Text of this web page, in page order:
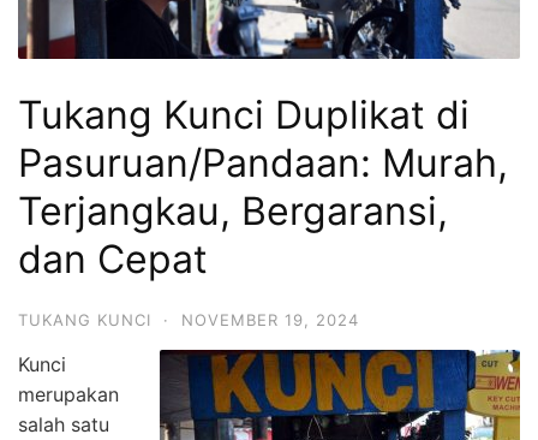
Tukang Kunci Duplikat di
Pasuruan/Pandaan: Murah,
Terjangkau, Bergaransi,
dan Cepat
TUKANG KUNCI · NOVEMBER 19, 2024
Kunci
merupakan
salah satu